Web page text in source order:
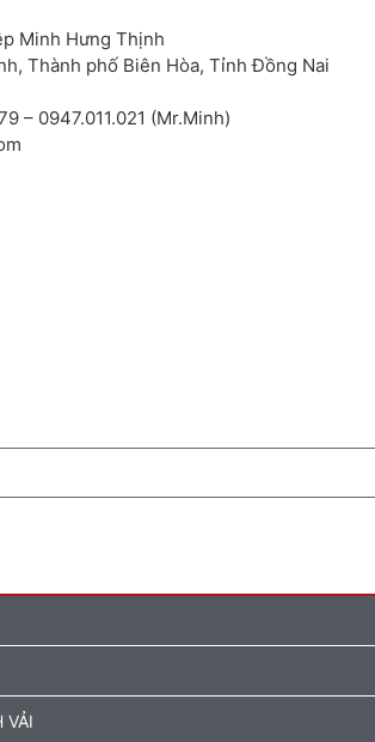
Minh Hưng Thịnh
Thành phố Biên Hòa, Tỉnh Đồng Nai
– 0947.011.021 (Mr.Minh)
VẢI